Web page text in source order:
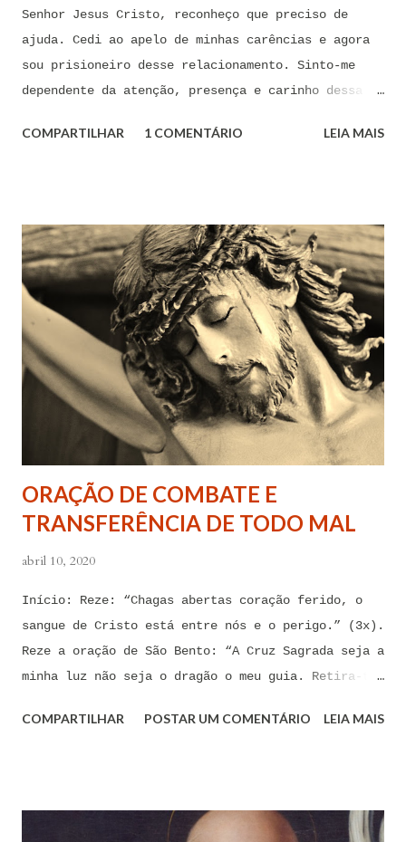
Senhor Jesus Cristo, reconheço que preciso de
ajuda. Cedi ao apelo de minhas carências e agora
sou prisioneiro desse relacionamento. Sinto-me
dependente da atenção, presença e carinho dessa
para me libertar da influência dessas tentações. A
tentação me venceu. E confesso a minha culpa por
ter cedido às suas insinuações me deixando
envolver. Mas, neste momento, eu me agarro com
todas as minhas forças ao poder de Tua Santa Cruz.
Jesus, eu suplico que o Senhor ordene a todas as
forças espirituais malignas que me amarram e
atormentam por meio desses sentimentos para que se
afastem de mim juntamente com todas as suas
tentações. Senhor Jesus, a partir de agora eu não
de impotência, de apego, de escravidão
sentimental, de devassidão, de adultério, de
COMPARTILHAR 1 COMENTÁRIO LEIA MAIS
ORAÇÃO DE COMBATE E
TRANSFERÊNCIA DE TODO MAL
abril 10, 2020
Início: Reze: “Chagas abertas coração ferido, o
sangue de Cristo está entre nós e o perigo.” (3x).
Reze a oração de São Bento: “A Cruz Sagrada seja a
minha luz não seja o dragão o meu guia. Retira-te
que me ofereces, bebe tu mesmo o teu veneno.” Reze
Aleluia!” Proclame com fé e autoridade: “O Senhor
COMPARTILHAR POSTAR UM COMENTÁRIO LEIA MAIS